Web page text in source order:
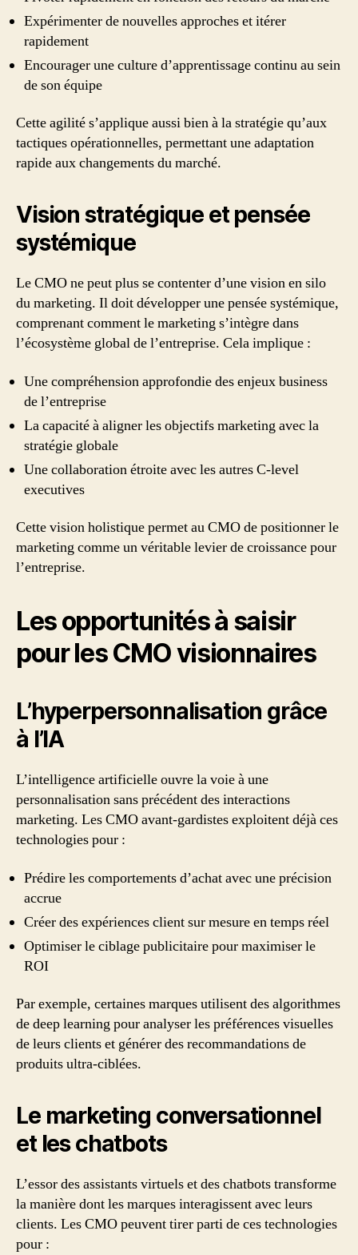
Expérimenter de nouvelles approches et itérer
rapidement
Encourager une culture d’apprentissage continu au sein
de son équipe
Cette agilité s’applique aussi bien à la stratégie qu’aux
tactiques opérationnelles, permettant une adaptation
rapide aux changements du marché.
Vision stratégique et pensée
systémique
Le CMO ne peut plus se contenter d’une vision en silo
du marketing. Il doit développer une pensée systémique,
comprenant comment le marketing s’intègre dans
l’écosystème global de l’entreprise. Cela implique :
Une compréhension approfondie des enjeux business
de l’entreprise
La capacité à aligner les objectifs marketing avec la
stratégie globale
Une collaboration étroite avec les autres C-level
executives
Cette vision holistique permet au CMO de positionner le
marketing comme un véritable levier de croissance pour
l’entreprise.
Les opportunités à saisir
pour les CMO visionnaires
L’hyperpersonnalisation grâce
à l’IA
L’intelligence artificielle ouvre la voie à une
personnalisation sans précédent des interactions
marketing. Les CMO avant-gardistes exploitent déjà ces
technologies pour :
Prédire les comportements d’achat avec une précision
accrue
Créer des expériences client sur mesure en temps réel
Optimiser le ciblage publicitaire pour maximiser le
ROI
Par exemple, certaines marques utilisent des algorithmes
de deep learning pour analyser les préférences visuelles
de leurs clients et générer des recommandations de
produits ultra-ciblées.
Le marketing conversationnel
et les chatbots
L’essor des assistants virtuels et des chatbots transforme
la manière dont les marques interagissent avec leurs
clients. Les CMO peuvent tirer parti de ces technologies
pour :